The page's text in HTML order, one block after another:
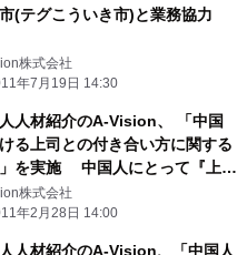
(テグこういき市)と業務協力
株式会社
年7月19日 14:30
人材紹介のA-Vision、 「中国
る上司との付き合い方に関する
を実施 中国人にとって『上司
族や恋人以上！？』
株式会社
年2月28日 14:00
人材紹介のA-Vision、「中国人